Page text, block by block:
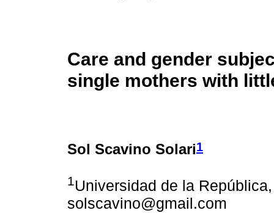
Care and gender
single mothers with
Sol Scavino Solari1
1Universidad de la
solscavino@gmail.com